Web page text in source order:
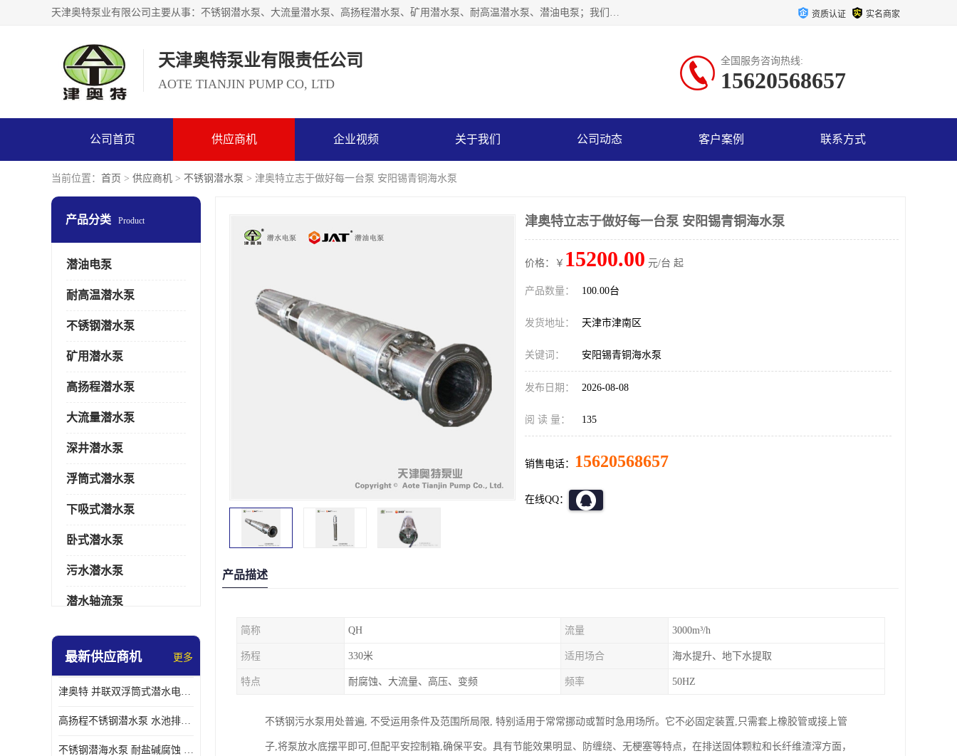
天津奥特泵业有限公司主要从事：不锈钢潜水泵、大流量潜水泵、高扬程潜水泵、矿用潜水泵、耐高温潜水泵、潜油电泵；我们以开发研制生产各种用途的水泵为主，历经十多年艰苦创业，已成为总资产达伍仟多万元，占地面积1万多平方米，年生产能力几百万（台）套，形成集设计研发、制造安装、技术服务于一体的现代规模型企业。 资质认证 实名商家
天津奥特泵业有限责任公司
AOTE TIANJIN PUMP CO, LTD
全国服务咨询热线:
15620568657
公司首页 供应商机 企业视频 关于我们 公司动态 客户案例 联系方式
当前位置： 首页 > 供应商机 > 不锈钢潜水泵 > 津奥特立志于做好每一台泵 安阳锡青铜海水泵
产品分类 Product
潜油电泵
耐高温潜水泵
不锈钢潜水泵
矿用潜水泵
高扬程潜水泵
大流量潜水泵
深井潜水泵
浮筒式潜水泵
下吸式潜水泵
卧式潜水泵
污水潜水泵
潜水轴流泵
螺旋离心泵
控制柜
最新供应商机 更多
津奥特 并联双浮筒式潜水电泵 矿山抢险泵 大流量卧式安装 可提供定制
高扬程不锈钢潜水泵 水池排水 变频 井用潜水电泵供应 能耗低 工厂批发
不锈钢潜海水泵 耐盐碱腐蚀 大流量 立式卧式下吸式安装 厂家定制
津奥特立志于做好每一台泵 安阳锡青铜海水泵
价格：￥ 15200.00 元/台 起
产品数量： 100.00台
发货地址： 天津市津南区
关键词： 安阳锡青铜海水泵
发布日期： 2026-08-08
阅 读 量： 135
销售电话： 15620568657
在线QQ：
产品描述
简称 QH 流量 3000m³/h
扬程 330米 适用场合 海水提升、地下水提取
特点 耐腐蚀、大流量、高压、变频 频率 50HZ
不锈钢污水泵用处普遍, 不受运用条件及范围所局限, 特别适用于常常挪动或暂时急用场所。它不必固定装置,只需套上橡胶管或接上管
子,将泵放水底摆平即可,但配平安控制箱,确保平安。具有节能效果明显、防缠绕、无梗塞等特点，在排送固体颗粒和长纤维渣滓方面，